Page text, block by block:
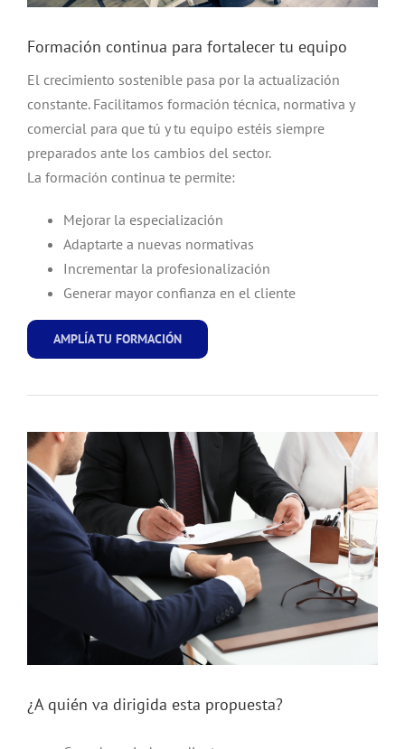
Formación continua para fortalecer tu equipo
El crecimiento sostenible pasa por la actualización
constante. Facilitamos formación técnica, normativa y
comercial para que tú y tu equipo estéis siempre
preparados ante los cambios del sector.
La formación continua te permite:
Mejorar la especialización
Adaptarte a nuevas normativas
Incrementar la profesionalización
Generar mayor confianza en el cliente
AMPLÍA TU FORMACIÓN
¿A quién va dirigida esta propuesta?